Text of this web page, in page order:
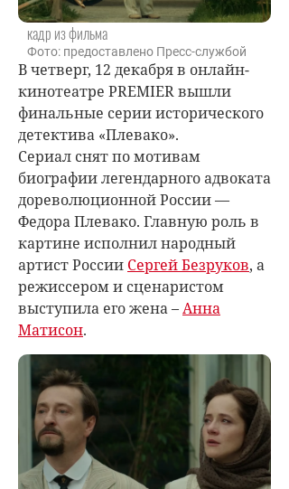
кадр из фильма
Фото: предоставлено Пресс-службой
В четверг, 12 декабря в онлайн-
кинотеатре PREMIER вышли
финальные серии исторического
детектива «Плевако».
Сериал снят по мотивам
биографии легендарного адвоката
дореволюционной России —
Федора Плевако. Главную роль в
картине исполнил народный
артист России Сергей Безруков, а
режиссером и сценаристом
выступила его жена –Анна
Матисон.